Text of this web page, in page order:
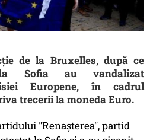
de la Bruxelles, după ce
Sofia au vandalizat
Europene, în cadrul
trecerii la moneda Euro.
"Renaşterea", partid